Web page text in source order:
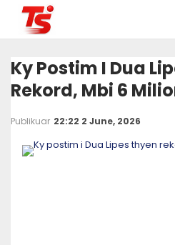
Ky Postim I Dua
Rekord, Mbi 6
Publikuar 22:22 2 June, 2026